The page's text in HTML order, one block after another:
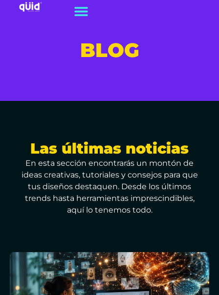
BLOG
Las últimas noticias
En esta sección encontrarás un montón de
ideas creativas, tutoriales y consejos para que
tus diseños destaquen. Desde los últimos
trends hasta herramientas imprescindibles,
aquí lo tenemos todo.